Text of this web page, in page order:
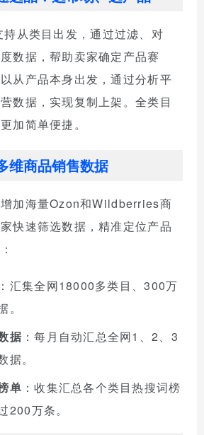
从类目出发，通过过滤、对
数据，帮助卖家确定产品赛
从产品本身出发，通过分析平
数据，实现复制上架。全类目
加简单便捷。
维商品销售数据
加海量Ozon和Wildberries商
快速筛选数据，精准定位产品
：汇集全网18000多类目、300万
据 ：每月自动汇总全网1、2、3
据。
单 ：收集汇总各个类目热搜词榜
200万条。